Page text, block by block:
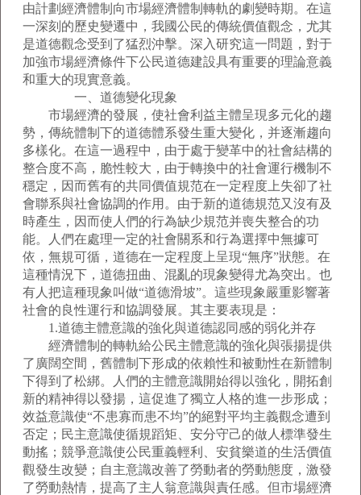
由計劃經濟體制向市場經濟體制轉軌的劇變時期。在這
一深刻的歷史變遷中，我國公民的傳統價值觀念，尤其
是道德觀念受到了猛烈沖擊。深入研究這一問題，對于
加強市場經濟條件下公民道德建設具有重要的理論意義
和重大的現實意義。
一、道德變化現象
市場經濟的發展，使社會利益主體呈現多元化的趨
勢，傳統體制下的道德體系發生重大變化，并逐漸趨向
多樣化。在這一過程中，由于處于變革中的社會結構的
整合度不高，脆性較大，由于轉換中的社會運行機制不
穩定，因而舊有的共同價值規范在一定程度上失卻了社
會聯系與社會協調的作用。由于新的道德規范又沒有及
時產生，因而使人們的行為缺少規范并喪失整合的功
能。人們在處理一定的社會關系和行為選擇中無據可
依，無規可循，道德在一定程度上呈現“無序”狀態。在
這種情況下，道德扭曲、混亂的現象變得尤為突出。也
有人把這種現象叫做“道德滑坡”。這些現象嚴重影響著
社會的良性運行和協調發展。其主要表現是：
1.道德主體意識的強化與道德認同感的弱化并存
經濟體制的轉軌給公民主體意識的強化與張揚提供
了廣闊空間，舊體制下形成的依賴性和被動性在新體制
下得到了松綁。人們的主體意識開始得以強化，開拓創
新的精神得以發揚，這促進了獨立人格的進一步形成；
效益意識使“不患寡而患不均”的絕對平均主義觀念遭到
否定；民主意識使循規蹈矩、安分守己的做人標準發生
動搖；競爭意識使公民重義輕利、安貧樂道的生活價值
觀發生改變；自主意識改善了勞動者的勞動態度，激發
了勞動熱情，提高了主人翁意識與責任感。但市場經濟